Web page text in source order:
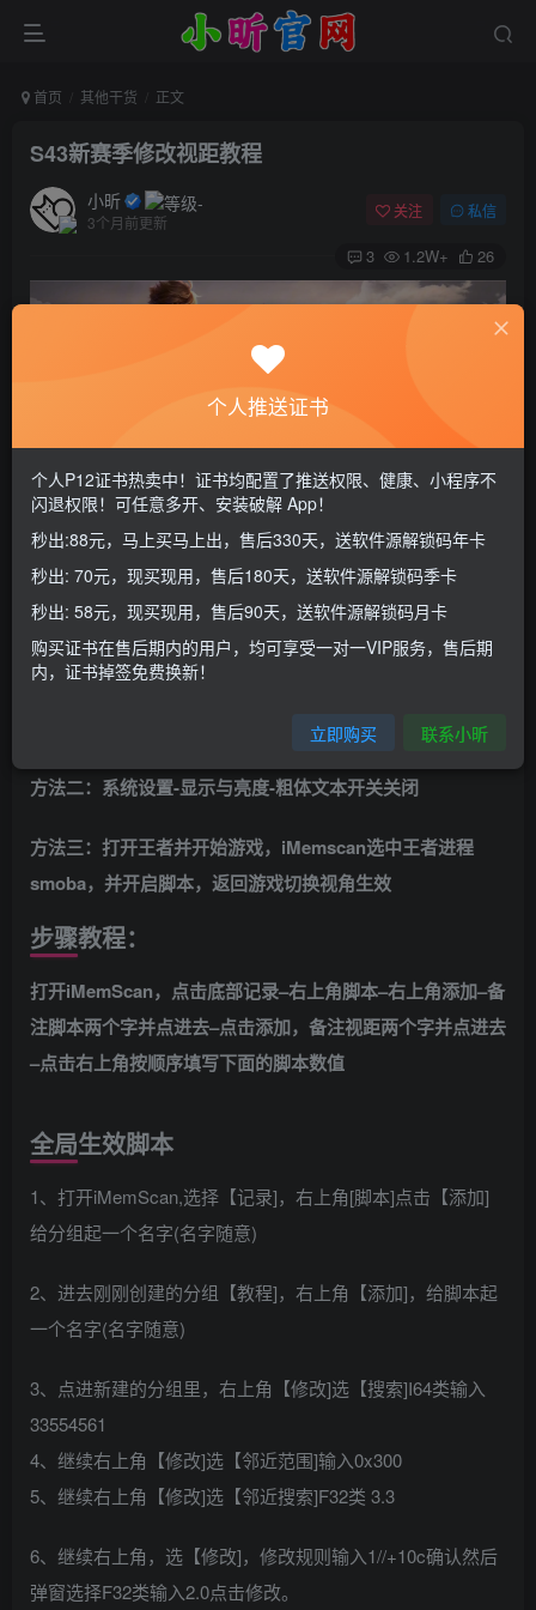
首页 其他干货 正文
S43新赛季修改视距教程
小昕
3个月前更新
关注 私信
3 1.2W+ 26
iMemScan常见问题
使用软件时出现闪退解决方法
方法一：需巨魔安装或越狱安装iMemScan
方法二：系统设置-显示与亮度-粗体文本开关关闭
方法三：打开王者并开始游戏，iMemscan选中王者进程
smoba，并开启脚本，返回游戏切换视角生效
步骤教程：
打开iMemScan，点击底部记录–右上角脚本–右上角添加–备
注脚本两个字并点进去–点击添加，备注视距两个字并点进去
–点击右上角按顺序填写下面的脚本数值
全局生效脚本
1、打开iMemScan,选择【记录]，右上角[脚本]点击【添加]
给分组起一个名字(名字随意)
2、进去刚刚创建的分组【教程]，右上角【添加]，给脚本起
一个名字(名字随意)
3、点进新建的分组里，右上角【修改]选【搜索]I64类输入
33554561
4、继续右上角【修改]选【邻近范围]输入0x300
5、继续右上角【修改]选【邻近搜索]F32类 3.3
6、继续右上角，选【修改]，修改规则输入1//+10c确认然后
弹窗选择F32类输入2.0点击修改。
个人推送证书
个人P12证书热卖中！证书均配置了推送权限、健康、小程序不
闪退权限！可任意多开、安装破解 App！
秒出:88元，马上买马上出，售后330天，送软件源解锁码年卡
秒出: 70元，现买现用，售后180天，送软件源解锁码季卡
秒出: 58元，现买现用，售后90天，送软件源解锁码月卡
购买证书在售后期内的用户，均可享受一对一VIP服务，售后期
内，证书掉签免费换新！
立即购买 联系小昕